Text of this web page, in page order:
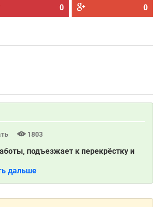
0 0
1803
подъезжает к перекрёстку и
дальше